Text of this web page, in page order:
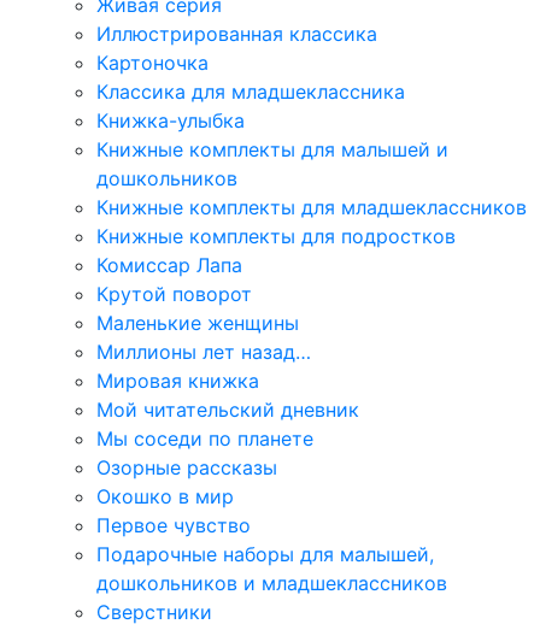
Иллюстрированная классика
Картоночка
Классика для младшеклассника
Книжка-улыбка
Книжные комплекты для малышей и
дошкольников
Книжные комплекты для младшеклассников
Книжные комплекты для подростков
Комиссар Лапа
Крутой поворот
Маленькие женщины
Миллионы лет назад…
Мировая книжка
Мой читательский дневник
Мы соседи по планете
Озорные рассказы
Окошко в мир
Первое чувство
Подарочные наборы для малышей,
дошкольников и младшеклассников
Сверстники